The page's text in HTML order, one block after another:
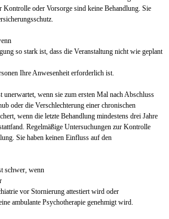
Kontrolle oder Vorsorge sind keine Behandlung. Sie
so stark ist, dass die Veranstaltung nicht wie geplant
Ihre Anwesenheit erforderlich ist.
unerwartet, wenn sie zum ersten Mal nach Abschluss
oder die Verschlechterung einer chronischen
wenn die letzte Behandlung mindestens drei Jahre
Regelmäßige Untersuchungen zur Kontrolle
Sie haben keinen Einfluss auf den
schwer, wenn
vor Stornierung attestiert wird oder
ambulante Psychotherapie genehmigt wird.